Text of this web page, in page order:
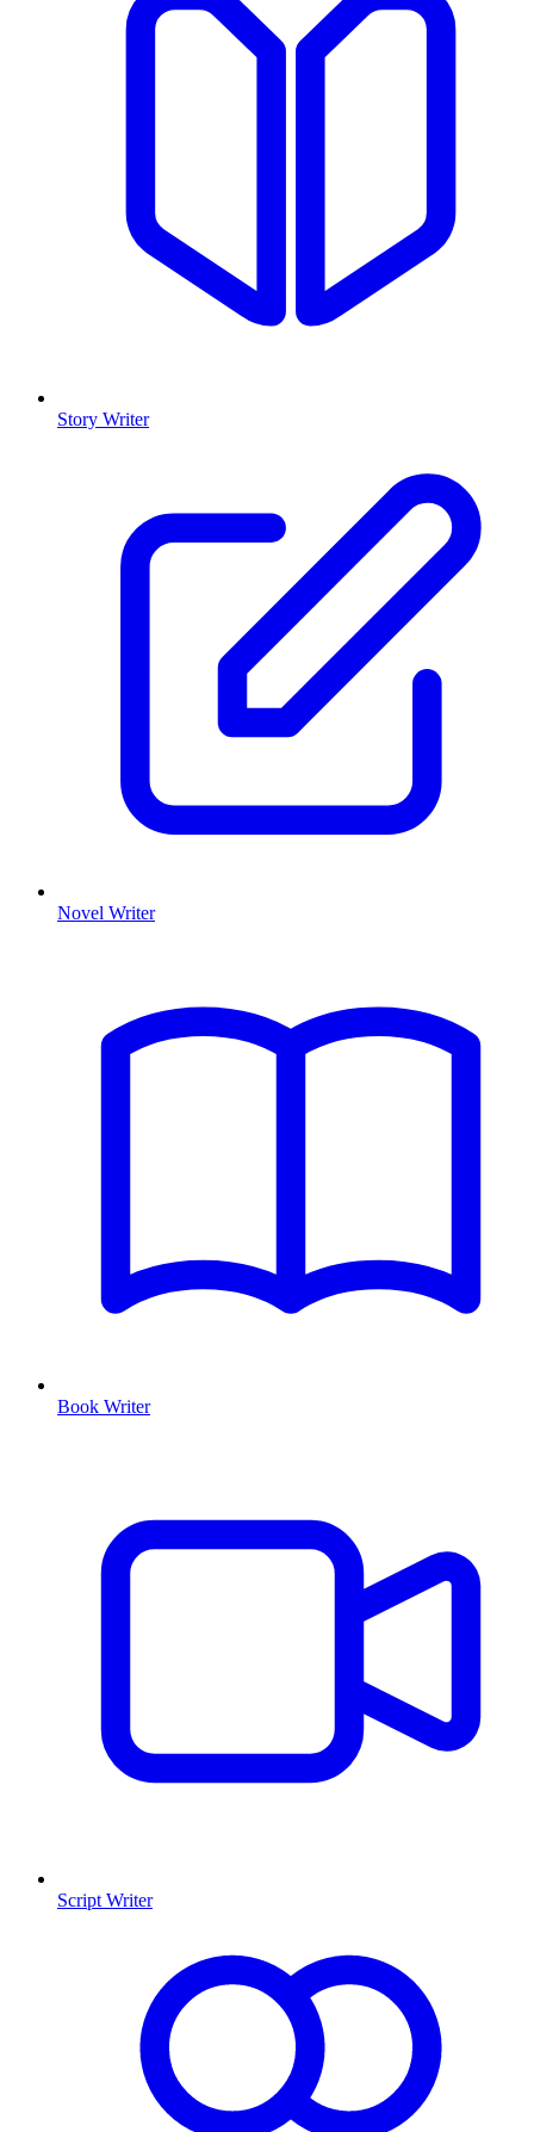
Story Writer
Novel Writer
Book Writer
Script Writer